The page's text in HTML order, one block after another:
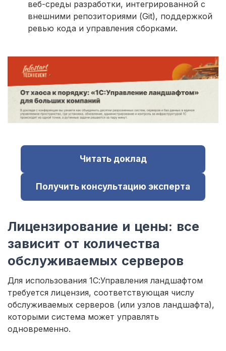
веб-среды разработки, интегрированной с
внешними репозиториями (Git), поддержкой
ревью кода и управления сборками.
Читать доклад
Получить консультацию эксперта
Лицензирование и цены: все
зависит от количества
обслуживаемых серверов
Для использования 1С:Управления ландшафтом
требуется лицензия, соответствующая числу
обслуживаемых серверов (или узлов ландшафта),
которыми система может управлять
одновременно.